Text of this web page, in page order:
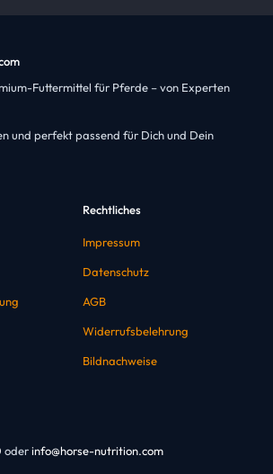
Futtermittel für Pferde – von Experten
und perfekt passend für Dich und Dein
Rechtliches
Impressum
Datenschutz
AGB
Widerrufsbelehrung
Bildnachweise
oderinfo@horse-nutrition.com